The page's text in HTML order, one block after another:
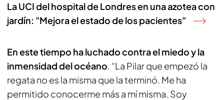
La UCI del hospital de Londres en una azotea con
jardín: "Mejora el estado de los pacientes"
En este tiempo ha luchado contra el miedo y la
inmensidad del océano. “La Pilar que empezó la
regata no es la misma que la terminó. Me ha
permitido conocerme más a mí misma. Soy